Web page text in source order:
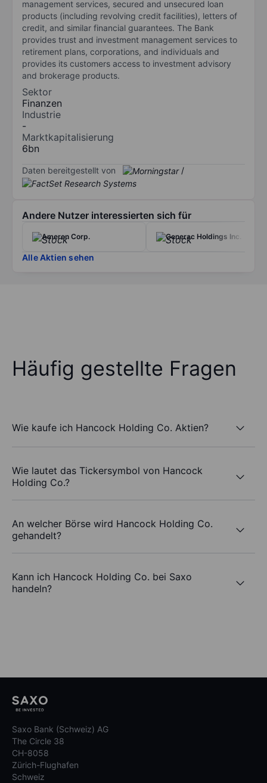
management services, secured and unsecured loan
products (including revolving credit facilities), letters of
credit, and similar financial guarantees. The Bank
provides trust and investment management services to
retirement plans, corporations, and individuals and
provides its customers access to investment advisory
and brokerage products.
Sektor
Finanzen
Industrie
-
Marktkapitalisierung
6bn
Daten bereitgestellt von /
Andere Nutzer interessierten sich für
Ameren Corp. Generac Holdings Inc.
Alle Aktien sehen
Häufig gestellte Fragen
Wie kaufe ich Hancock Holding Co. Aktien?
Wie lautet das Tickersymbol von Hancock
Holding Co.?
An welcher Börse wird Hancock Holding Co.
gehandelt?
Kann ich Hancock Holding Co. bei Saxo
handeln?
Saxo Bank (Schweiz) AG
The Circle 38
CH-8058
Zürich-Flughafen
Schweiz